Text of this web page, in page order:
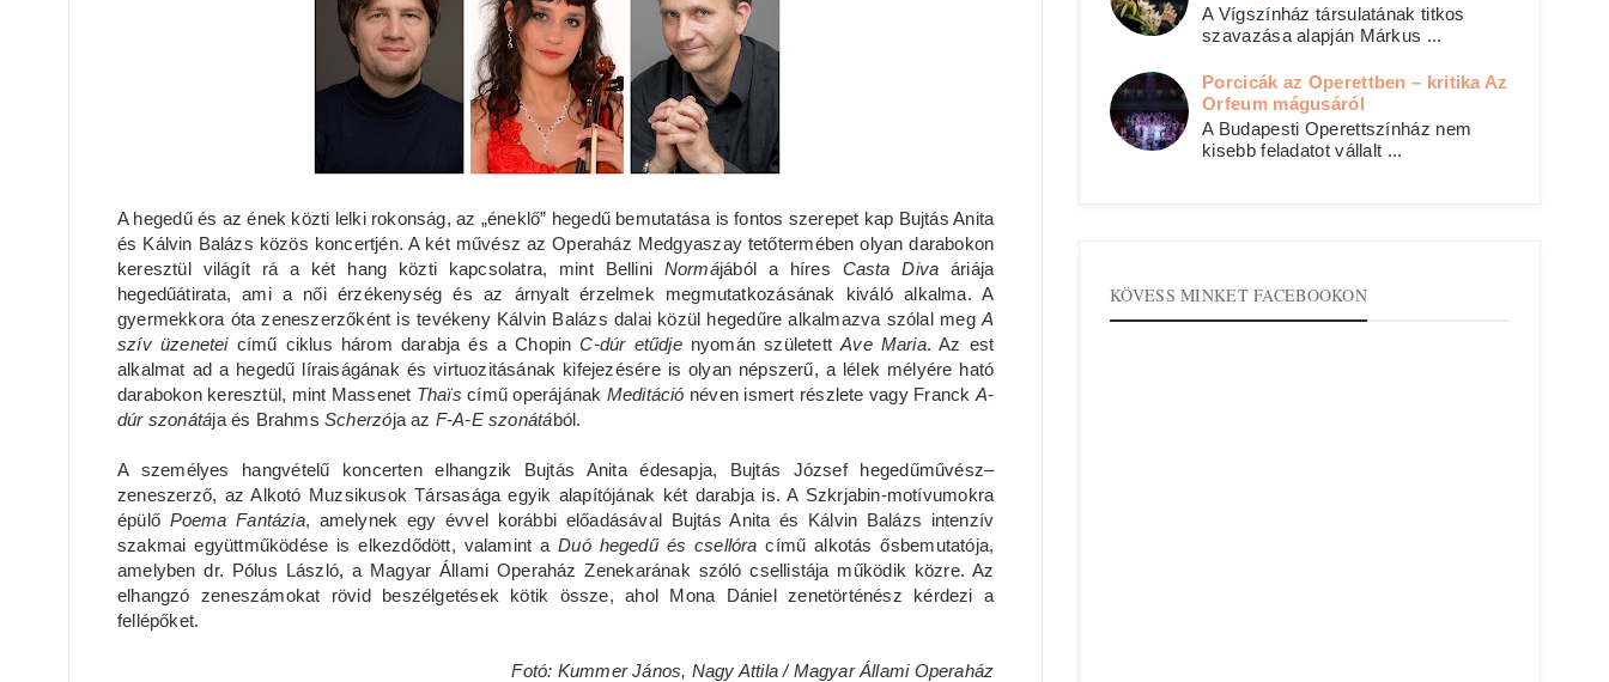
A hegedű és az ének közti lelki rokonság, az „éneklő” hegedű bemutatása is fontos szerepet kap Bujtás Anita
és Kálvin Balázs közös koncertjén. A két művész az Operaház Medgyaszay tetőtermében olyan darabokon
keresztül világít rá a két hang közti kapcsolatra, mint Bellini Normájából a híres Casta Diva áriája
hegedűátirata, ami a női érzékenység és az árnyalt érzelmek megmutatkozásának kiváló alkalma. A
gyermekkora óta zeneszerzőként is tevékeny Kálvin Balázs dalai közül hegedűre alkalmazva szólal meg A
szív üzeneteicímű ciklus három darabja és a ChopinC-dúr etűdjenyomán születettAve Maria. Az est
alkalmat ad a hegedű líraiságának és virtuozitásának kifejezésére is olyan népszerű, a lélek mélyére ható
darabokon keresztül, mint Massenet Thaïscímű operájának Meditáció néven ismert részlete vagy Franck A-
dúr szonátája és BrahmsScherzója az F-A-E szonátából.
A személyes hangvételű koncerten elhangzik Bujtás Anita édesapja, Bujtás József hegedűművész–
zeneszerző, az Alkotó Muzsikusok Társasága egyik alapítójának két darabja is. A Szkrjabin-motívumokra
épülő Poema Fantázia, amelynek egy évvel korábbi előadásával Bujtás Anita és Kálvin Balázs intenzív
szakmai együttműködése is elkezdődött, valamint aDuó hegedű és csellóra című alkotás ősbemutatója,
amelyben dr. Pólus László, a Magyar Állami Operaház Zenekarának szóló csellistája működik közre. Az
elhangzó zeneszámokat rövid beszélgetések kötik össze, ahol Mona Dániel zenetörténész kérdezi a
fellépőket.
Fotó: Kummer János, Nagy Attila / Magyar Állami Operaház
A Vígszínház társulatának titkos
szavazása alapján Márkus ...
Porcicák az Operettben – kritika Az
Orfeum mágusáról
A Budapesti Operettszínház nem
kisebb feladatot vállalt ...
KÖVESS MINKET FACEBOOKON